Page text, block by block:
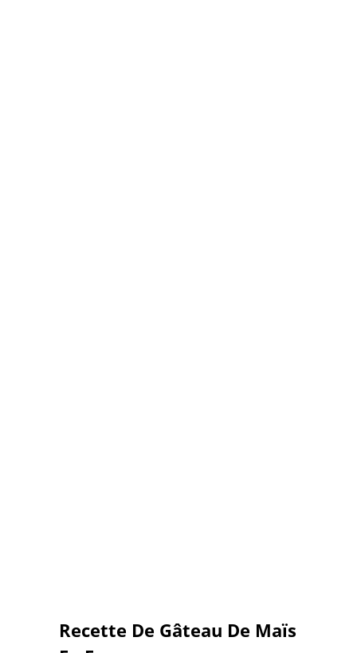
Recette De Gâteau De Maïs